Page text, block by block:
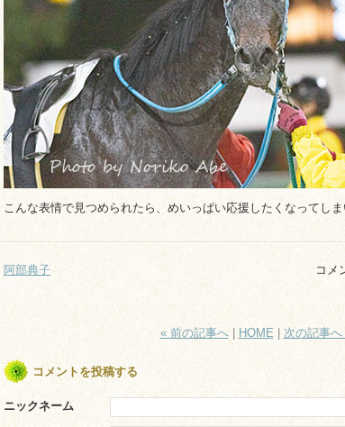
こんな表情で見つめられたら、めいっぱい応援したくなってし
阿部典子 コメ
« 前の記事へ|HOME| 次の記事へ
コメントを投稿する
ニックネーム